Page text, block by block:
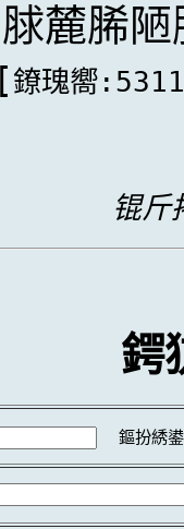
麓脪
[鐐瑰嚮
锟斤
鍔
鏂扮綉